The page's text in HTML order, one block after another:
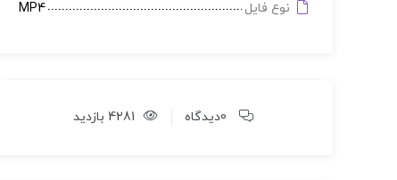
نوع فایل MP4
0دیدگاه 4281 بازدید